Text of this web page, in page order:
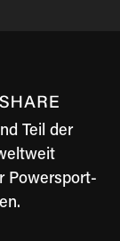
Teil der
Powersport-